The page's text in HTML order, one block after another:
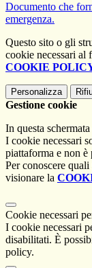
Documento che
emergenza.
Questo sito o gli
cookie necessari al
COOKIE
Personalizza
Gestione cookie
In questa
I cookie necessari
piattaforma e non
Per conoscere
visionare la
Cookie necessari
I cookie necessari
disabilitati. È
policy.